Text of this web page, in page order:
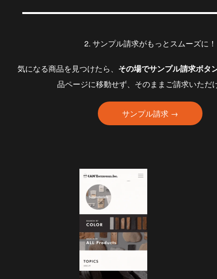
2. サンプル請求がもっとスムーズに！
気になる商品を見つけたら、 その場でサンプル請求ボタ
品ページに移動せず、そのままご請求いただ
サンプル請求 →